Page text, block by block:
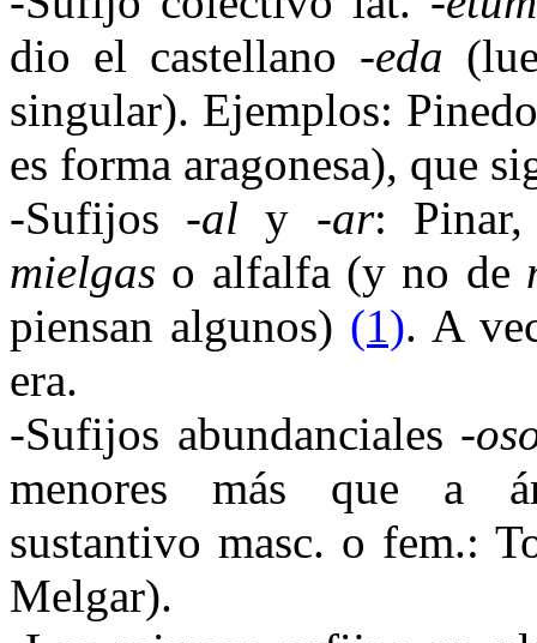
dio el castellano -eda
singular). Ejemplos:
es forma aragonesa), que
-Sufijos -al y -ar:
mielgas o alfalfa (y no de
piensan algunos) (1). A
era.
-Sufijos abundanciales -
menores más que a
sustantivo masc. o fem.:
Melgar).